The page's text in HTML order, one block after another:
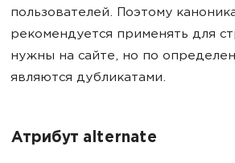
пользователей. Поэтому
рекомендуется применять для
нужны на сайте, но по
являются дубликатами.
Атрибут alternate